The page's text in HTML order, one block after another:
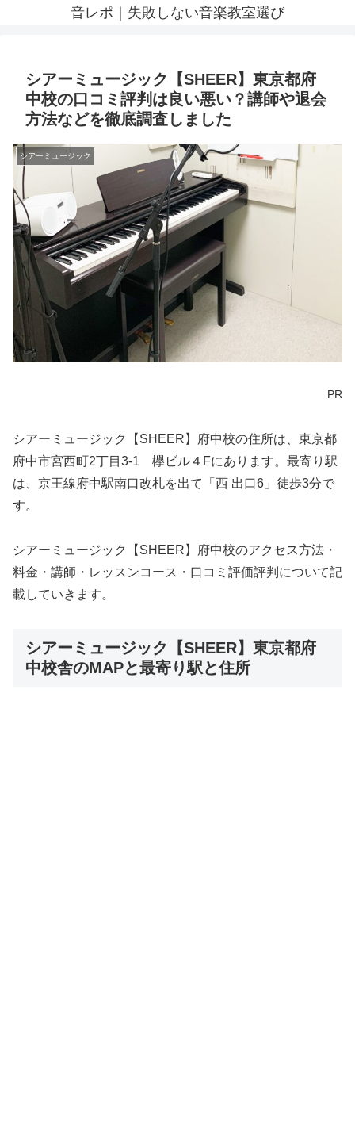
音レポ｜失敗しない音楽教室選び
シアーミュージック【SHEER】東京都府
中校の口コミ評判は良い悪い？講師や退会
方法などを徹底調査しました
シアーミュージック
PR
シアーミュージック【SHEER】府中校の住所は、東京都
府中市宮西町2丁目3-1 欅ビル４Fにあります。最寄り駅
は、京王線府中駅南口改札を出て「西 出口6」徒歩3分で
す。
シアーミュージック【SHEER】府中校のアクセス方法・
料金・講師・レッスンコース・口コミ評価評判について記
載していきます。
シアーミュージック【SHEER】東京都府
中校舎のMAPと最寄り駅と住所